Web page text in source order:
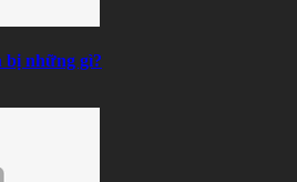
bị những gì?